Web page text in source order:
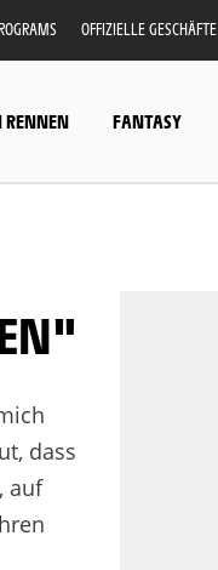
OFFIZIELLE GESCHÄFTE
RENNEN FANTASY
dass
auf